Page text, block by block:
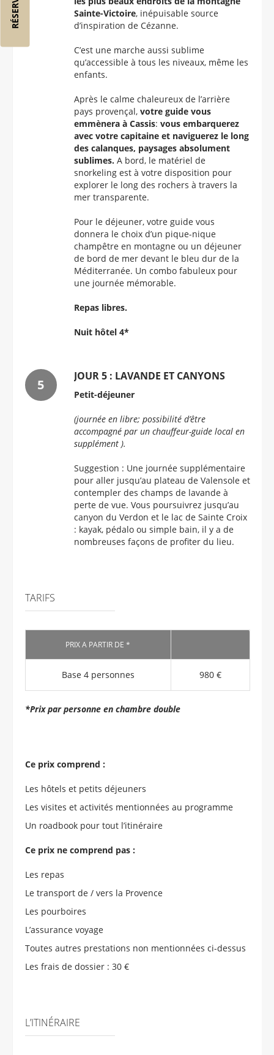
Sainte-Victoire, inépuisable source
d’inspiration de Cézanne.
C’est une marche aussi sublime
qu’accessible à tous les niveaux, même les
enfants.
Après le calme chaleureux de l’arrière
pays provençal, votre guide vous
emmènera à Cassis: vous embarquerez
avec votre capitaine et naviguerez le long
des calanques, paysages absolument
sublimes.A bord, le matériel de
snorkeling est à votre disposition pour
explorer le long des rochers à travers la
mer transparente.
Pour le déjeuner, votre guide vous
donnera le choix d’un pique-nique
champêtre en montagne ou un déjeuner
de bord de mer devant le bleu dur de la
Méditerranée. Un combo fabuleux pour
une journée mémorable.
Repas libres.
Nuit hôtel 4*
JOUR 5 : LAVANDE ET CANYONS
Petit-déjeuner
(journée en libre; possibilité d’être
accompagné par un chauffeur-guide local en
supplément ).
Suggestion : Une journée supplémentaire
pour aller jusqu’au plateau de Valensole et
contempler des champs de lavande à
perte de vue. Vous poursuivrez jusqu’au
canyon du Verdon et le lac de Sainte Croix
: kayak, pédalo ou simple bain, il y a de
nombreuses façons de profiter du lieu.
TARIFS
PRIX A PARTIR DE *
Base 4 personnes 980 €
*Prix par personne en chambre double
Ce prix comprend :
Les hôtels et petits déjeuners
Les visites et activités mentionnées au programme
Un roadbook pour tout l’itinéraire
Ce prix ne comprend pas :
Les repas
Le transport de / vers la Provence
Les pourboires
L’assurance voyage
Toutes autres prestations non mentionnées ci-dessus
Les frais de dossier : 30 €
L’ITINÉRAIRE